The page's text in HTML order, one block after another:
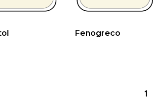
Fenogreco
1